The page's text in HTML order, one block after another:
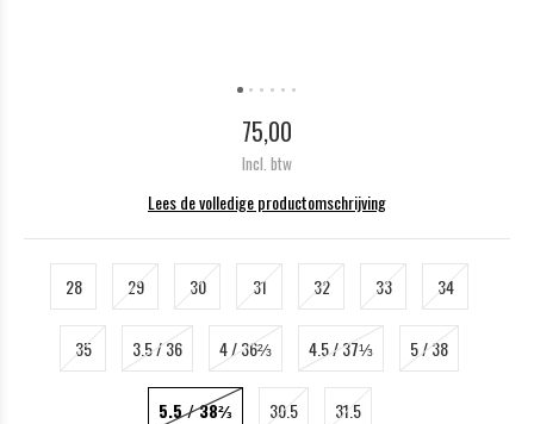
75,00
Incl. btw
Lees de volledige productomschrijving
28 29 30 31 32 33 34
35 3.5 / 36 4 / 36⅔ 4.5 / 37⅓ 5 / 38
5.5 / 38⅔ 30.5 31.5